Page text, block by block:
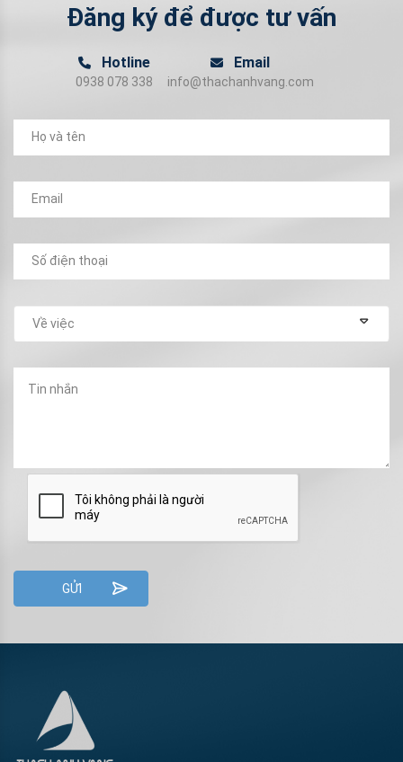
Đăng ký để được tư vấn
Hotline
0938 078 338
Email
info@thachanhvang.com